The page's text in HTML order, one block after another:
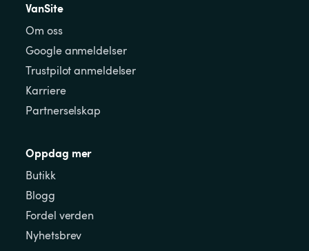
VanSite
Om oss
Google anmeldelser
Trustpilot anmeldelser
Karriere
Partnerselskap
Oppdag mer
Butikk
Blogg
Fordel verden
Nyhetsbrev